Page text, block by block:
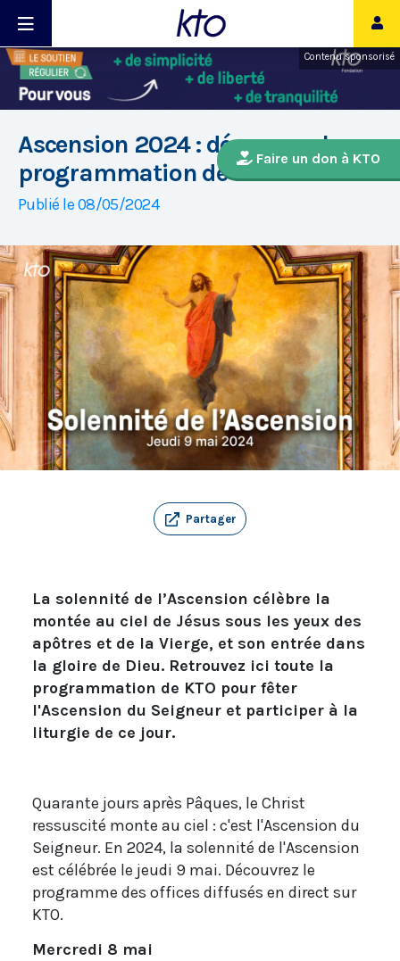
Contenu sponsorisé
Faire un don à KTO
Ascension 2024 : découvrez la
programmation de KTO
Publié le 08/05/2024
Partager
La solennité de l’Ascension célèbre la
montée au ciel de Jésus sous les yeux des
apôtres et de la Vierge, et son entrée dans
la gloire de Dieu. Retrouvez ici toute la
programmation de KTO pour fêter
l'Ascension du Seigneur et participer à la
liturgie de ce jour.
Quarante jours après Pâques, le Christ
ressuscité monte au ciel : c'est l'Ascension du
Seigneur. En 2024, la solennité de l'Ascension
est célébrée le jeudi 9 mai. Découvrez le
programme des offices diffusés en direct sur
KTO.
Mercredi 8 mai